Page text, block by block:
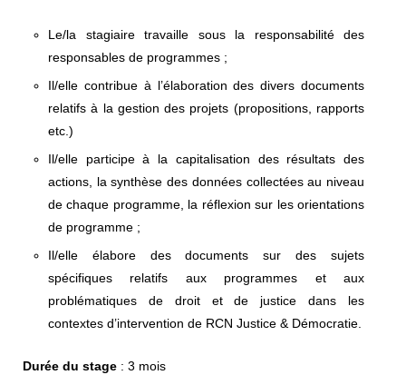
Le/la stagiaire travaille sous la responsabilité des
responsables de programmes ;
Il/elle contribue à l’élaboration des divers documents
relatifs à la gestion des projets (propositions, rapports
etc.)
Il/elle participe à la capitalisation des résultats des
actions, la synthèse des données collectées au niveau
de chaque programme, la réflexion sur les orientations
de programme ;
Il/elle élabore des documents sur des sujets
spécifiques relatifs aux programmes et aux
problématiques de droit et de justice dans les
contextes d’intervention de RCN Justice & Démocratie.
Durée du stage : 3 mois